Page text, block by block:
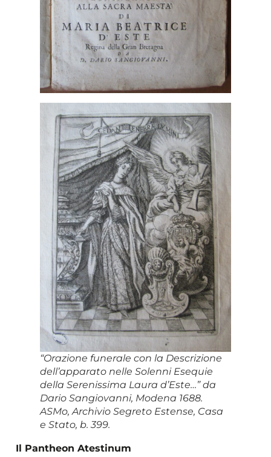
“Orazione funerale con la Descrizione
dell’apparato nelle Solenni Esequie
della Serenissima Laura d’Este…” da
Dario Sangiovanni, Modena 1688.
ASMo, Archivio Segreto Estense, Casa
e Stato, b. 399.
Il Pantheon Atestinum